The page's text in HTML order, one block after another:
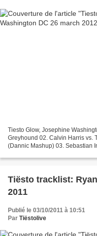
Tiesto Glow, Josephine
Greyhound 02. Calvin Harris vs.
(Dannic Mashup) 03. Sebastian
Tiësto tracklist:
2011
Publié le 03/10/2011 à 10:51
Par Tiëstolive